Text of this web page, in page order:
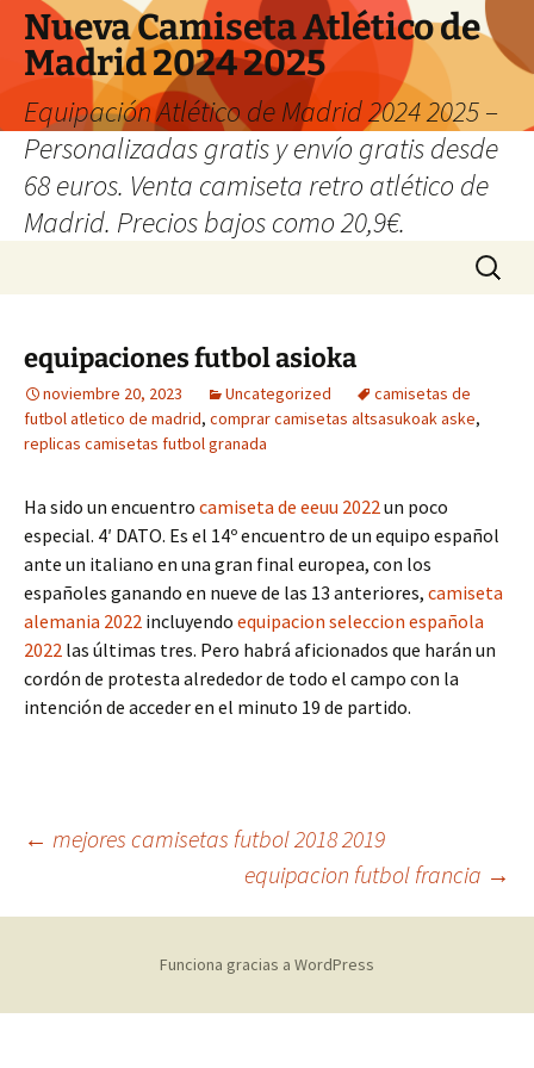
Nueva Camiseta Atlético de
Madrid 2024 2025
Equipación Atlético de Madrid 2024 2025 –
Personalizadas gratis y envío gratis desde
68 euros. Venta camiseta retro atlético de
Madrid. Precios bajos como 20,9€.
Buscar:
equipaciones futbol asioka
noviembre 20, 2023 Uncategorized
camisetas de
futbol atletico de madrid, comprar camisetas altsasukoak aske,
replicas camisetas futbol granada
Ha sido un encuentro camiseta de eeuu 2022un poco
especial. 4′ DATO. Es el 14º encuentro de un equipo español
ante un italiano en una gran final europea, con los
españoles ganando en nueve de las 13 anteriores, camiseta
alemania 2022 incluyendo equipacion seleccion española
2022 las últimas tres. Pero habrá aficionados que harán un
cordón de protesta alrededor de todo el campo con la
intención de acceder en el minuto 19 de partido.
Navegación
de
entradas
← mejores camisetas futbol 2018 2019
equipacion futbol francia →
Funciona gracias a WordPress